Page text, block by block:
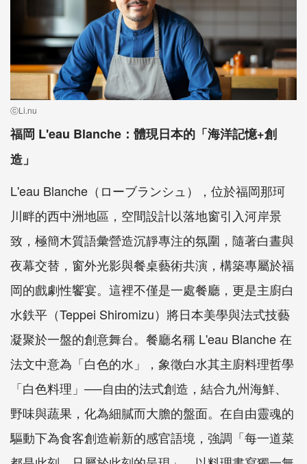
ⓒLi.nu
福岡 L'eau Blanche：體現日本的「海洋記憶+創
造」
L'eau Blanche（ローブランシュ），位於福岡那珂
川畔的西中洲地區，空間設計以落地窗引入河岸景
致，極簡木質語彙營造沉靜專注的氛圍，隨著白晝與
夜幕交替，窗外光影與餐桌藝術共演，構築專屬於福
岡的戲劇性饗宴。這裡不僅是一處餐廳，更是主廚白
水鉄平（Teppei Shiromizu）將日本美學與法式技藝
凝聚於一盤的創意舞台。餐廳名稱 L'eau Blanche 在
法文中意為「白色的水」，象徵白水其主廚料理哲學
「白色料理」──自由的法式創造，結合九州海鮮、
野味與蔬果，化為細膩而大膽的盤面。在自由靈魂的
驅動下為食客創造嶄新的感官語境，強調「每一道菜